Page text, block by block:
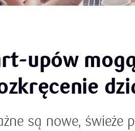
upów
są nowe, świeże